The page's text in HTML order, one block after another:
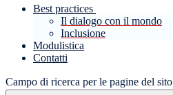
Best practices
Il dialogo con il mondo
Inclusione
Modulistica
Contatti
Campo di ricerca per le pagine del sito